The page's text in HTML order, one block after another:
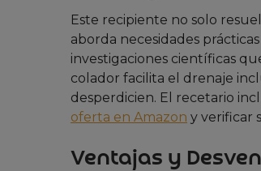
Este recipiente no solo
aborda necesidades
investigaciones científicas
colador facilita el drenaje
desperdicien. El recetario
oferta en Amazon y verificar
Ventajas y